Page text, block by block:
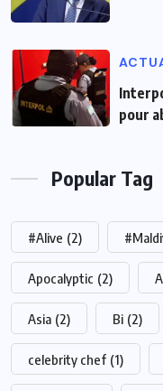
pour
Popular Tag
#Alive (2)
Apocalyptic (2)
Asia (2) Bi (2)
celebrity chef (1)